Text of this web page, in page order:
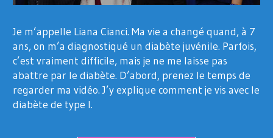
Je m’appelle Liana Cianci. Ma vie a changé quand, à 7
ans, on m’a diagnostiqué un diabète juvénile. Parfois,
c’est vraiment difficile, mais je ne me laisse pas
abattre par le diabète. D’abord, prenez le temps de
regarder ma vidéo. J’y explique comment je vis avec le
diabète de type I.